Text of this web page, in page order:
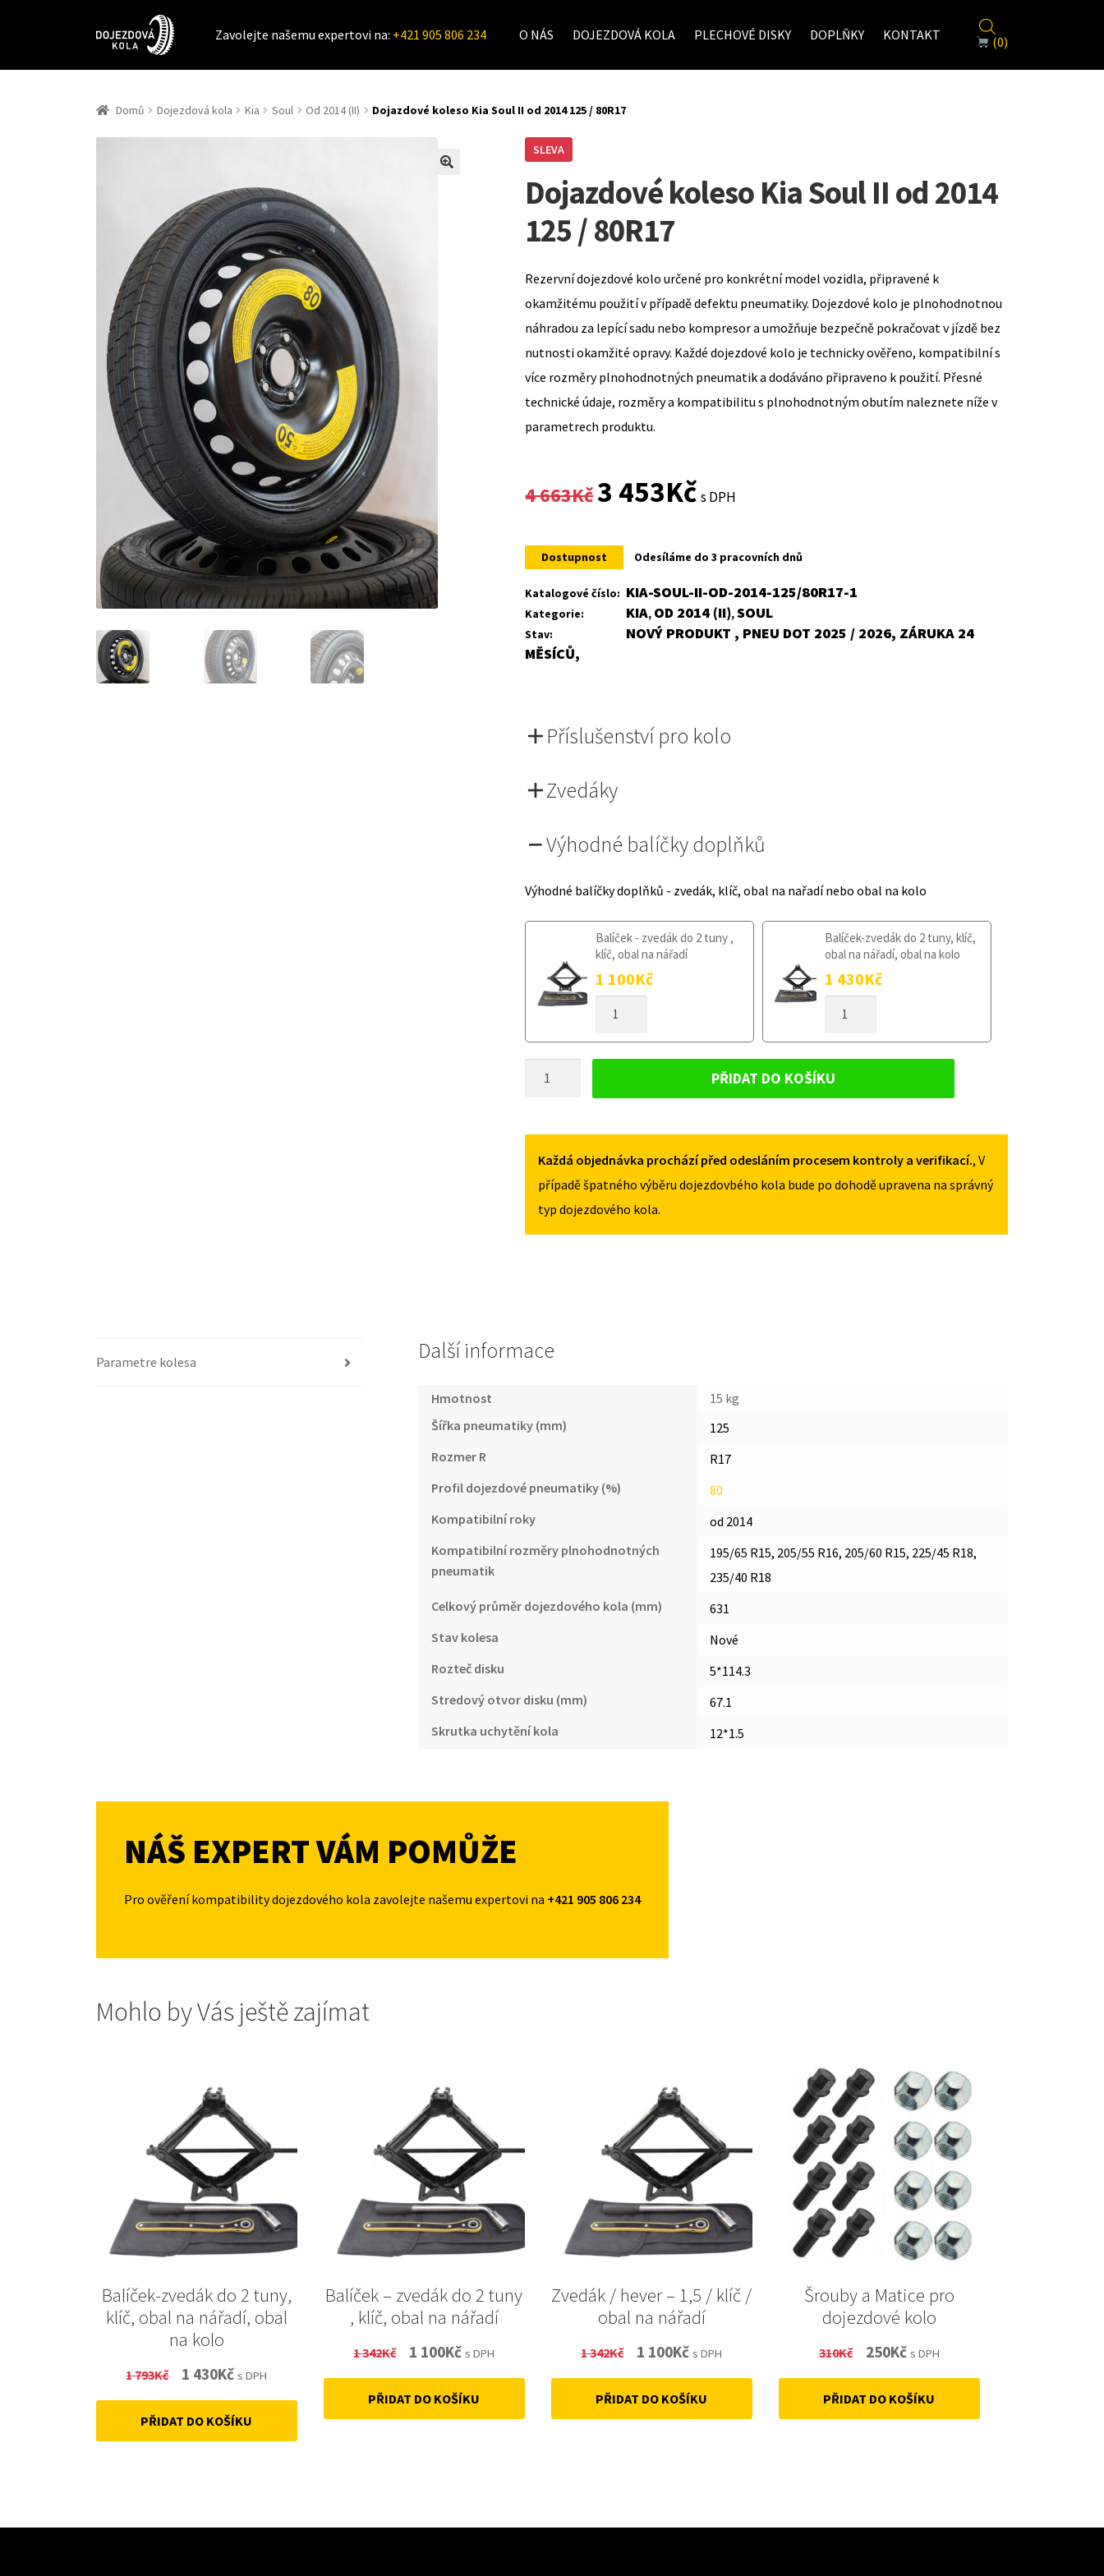
Zavolejte našemu expertovi na: +421 905 806 234 O NÁS DOJEZDOVÁ KOLA PLECHOVÉ DISKY DOPLŇKY KONTAKT (0)
Domů Dojezdová kola Kia Soul Od 2014 (II) Dojazdové koleso Kia Soul II od 2014 125 / 80R17
SLEVA
Dojazdové koleso Kia Soul II od 2014
125 / 80R17
Rezervní dojezdové kolo určené pro konkrétní model vozidla, připravené k
okamžitému použití v případě defektu pneumatiky. Dojezdové kolo je plnohodnotnou
náhradou za lepící sadu nebo kompresor a umožňuje bezpečně pokračovat v jízdě bez
nutnosti okamžité opravy. Každé dojezdové kolo je technicky ověřeno, kompatibilní s
více rozměry plnohodnotných pneumatik a dodáváno připraveno k použití. Přesné
technické údaje, rozměry a kompatibilitu s plnohodnotným obutím naleznete níže v
parametrech produktu.
4 663Kč
Original
was:
4
663Kč.
3 453KčCurrent
is:
3
453Kč.
s DPH
Dostupnost Odesíláme do 3 pracovních dnů
Katalogové číslo: KIA-SOUL-II-OD-2014-125/80R17-1
Kategorie: KIA, OD 2014 (II),SOUL
Stav:
NOVÝ PRODUKT , PNEU DOT 2025 / 2026, ZÁRUKA 24
MĚSÍCŮ,
Příslušenství pro kolo
Zvedáky
Výhodné balíčky doplňků
Výhodné balíčky doplňků - zvedák, klíč, obal na nařadí nebo obal na kolo
Balíček - zvedák do 2 tuny ,
klíč, obal na nářadí
1 100Kč
KOLESO
2014
/
80R17
MNOŽSTVÍ
Balíček-zvedák do 2 tuny, klíč,
obal na nářadí, obal na kolo
1 430Kč
KOLESO
II
OD
2014
/
80R17
MNOŽSTVÍ
2014
125
/
PŘIDAT DO KOŠÍKU
Každá objednávka prochází před odesláním procesem kontroly a verifikací., V
případě špatného výběru dojezdovbého kola bude po dohodě upravena na správný
typ dojezdového kola.
Parametre kolesa Další informace
Hmotnost
15 kg
Šířka pneumatiky (mm)
125
Rozmer R
R17
Profil dojezdové pneumatiky (%)
80
Kompatibilní roky
od 2014
Kompatibilní rozměry plnohodnotných
pneumatik
195/65 R15, 205/55 R16, 205/60 R15, 225/45 R18,
235/40 R18
Celkový průměr dojezdového kola (mm)
631
Stav kolesa
Nové
Rozteč disku
5*114.3
Stredový otvor disku (mm)
67.1
Skrutka uchytění kola
12*1.5
NÁŠ EXPERT VÁM POMŮŽE
Pro ověření kompatibility dojezdového kola zavolejte našemu expertovi na +421 905 806 234
Mohlo by Vás ještě zajímat
Balíček-zvedák do 2 tuny,
klíč, obal na nářadí, obal
na kolo
1 793Kč
Original
price
was:
1 430KčCurrent
price
is:
s DPH
PŘIDAT DO KOŠÍKU
Balíček – zvedák do 2 tuny
, klíč, obal na nářadí
1 342Kč
Original
price
was:
1 100KčCurrent
price
is:
s DPH
PŘIDAT DO KOŠÍKU
Zvedák / hever – 1,5 / klíč /
obal na nářadí
1 342Kč
Original
price
was:
1 100KčCurrent
price
is:
s DPH
PŘIDAT DO KOŠÍKU
Šrouby a Matice pro
dojezdové kolo
310Kč
Original
price
was:
250KčCurrent
price
is:
s DPH
PŘIDAT DO KOŠÍKU